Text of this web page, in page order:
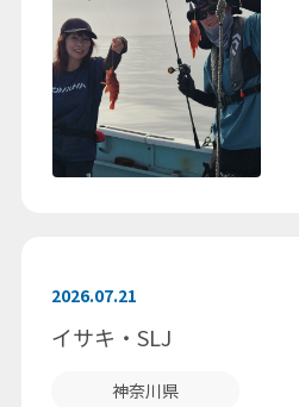
2026.07.21
イサキ・SLJ
神奈川県